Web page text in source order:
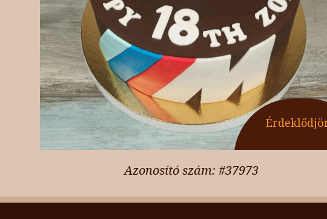
Azonosító szám: #37973